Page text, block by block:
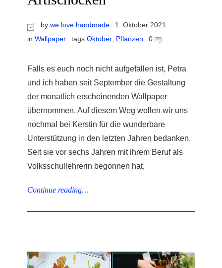
by we love handmade
1. Oktober 2021
in Wallpaper tags Oktober, Pflanzen 0
Falls es euch noch nicht aufgefallen ist, Petra
und ich haben seit September die Gestaltung
der monatlich erscheinenden Wallpaper
übernommen. Auf diesem Weg wollen wir uns
nochmal bei Kerstin für die wunderbare
Unterstützung in den letzten Jahren bedanken.
Seit sie vor sechs Jahren mit ihrem Beruf als
Volksschullehrerin begonnen hat,
Continue reading…